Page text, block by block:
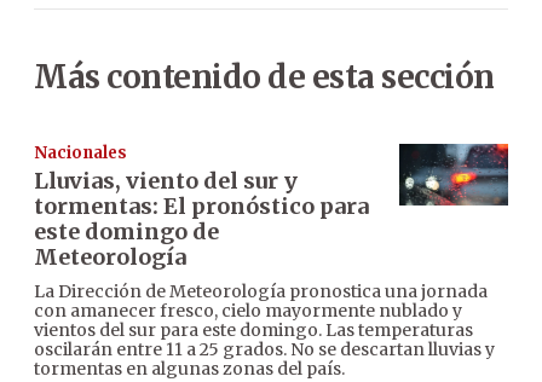
Más contenido de esta sección
Nacionales
Lluvias, viento del sur y
tormentas: El pronóstico para
este domingo de
Meteorología
La Dirección de Meteorología pronostica una jornada
con amanecer fresco, cielo mayormente nublado y
vientos del sur para este domingo. Las temperaturas
oscilarán entre 11 a 25 grados. No se descartan lluvias y
tormentas en algunas zonas del país.